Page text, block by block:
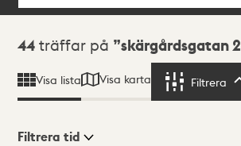
Sökresultat
44 träffar på skärgårdsgatan 2
Visa lista Visa karta Filtrera
Filtrera tid